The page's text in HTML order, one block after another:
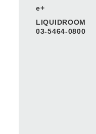
e+
LIQUIDROOM
03-5464-0800